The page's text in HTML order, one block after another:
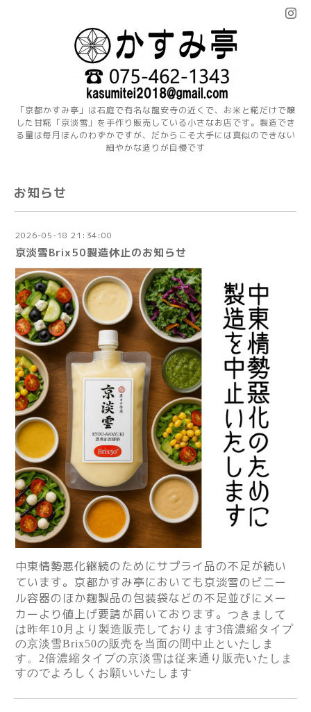
「京都かすみ亭」は石庭で有名な龍安寺の近くで、お米と糀だけで醸
した甘糀「京淡雪」を手作り販売している小さなお店です。製造でき
る量は毎月ほんのわずかですが、だからこそ大手には真似のできない
細やかな造りが自慢です
お知らせ
2026-05-18 21:34:00
京淡雪Brix50製造休止のお知らせ
中東情勢悪化継続のためにサプライ品の不足が続い
ています。京都かすみ亭においても京淡雪のビニー
ル容器のほか麹製品の包装袋などの不足並びにメー
カーより値上げ要請が届いております。
つきまして
は昨年10月より製造販売しております3倍濃縮タイプ
の京淡雪Brix50の販売を当面の間中止といたしま
す。2倍濃縮タイプの京淡雪は従来通り販売いたしま
すのでよろしくお願いいたします